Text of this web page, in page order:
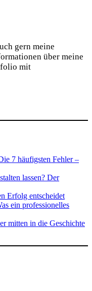
gern meine
über meine
mit
7 häufigsten Fehler –
lassen? Der
Erfolg entscheidet
ein professionelles
mitten in die Geschichte